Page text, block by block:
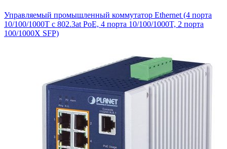
Управляемый промышленный коммутатор Ethernet (4 порта
10/100/1000T с 802.3at PoE, 4 порта 10/100/1000T, 2 порта
100/1000X SFP)